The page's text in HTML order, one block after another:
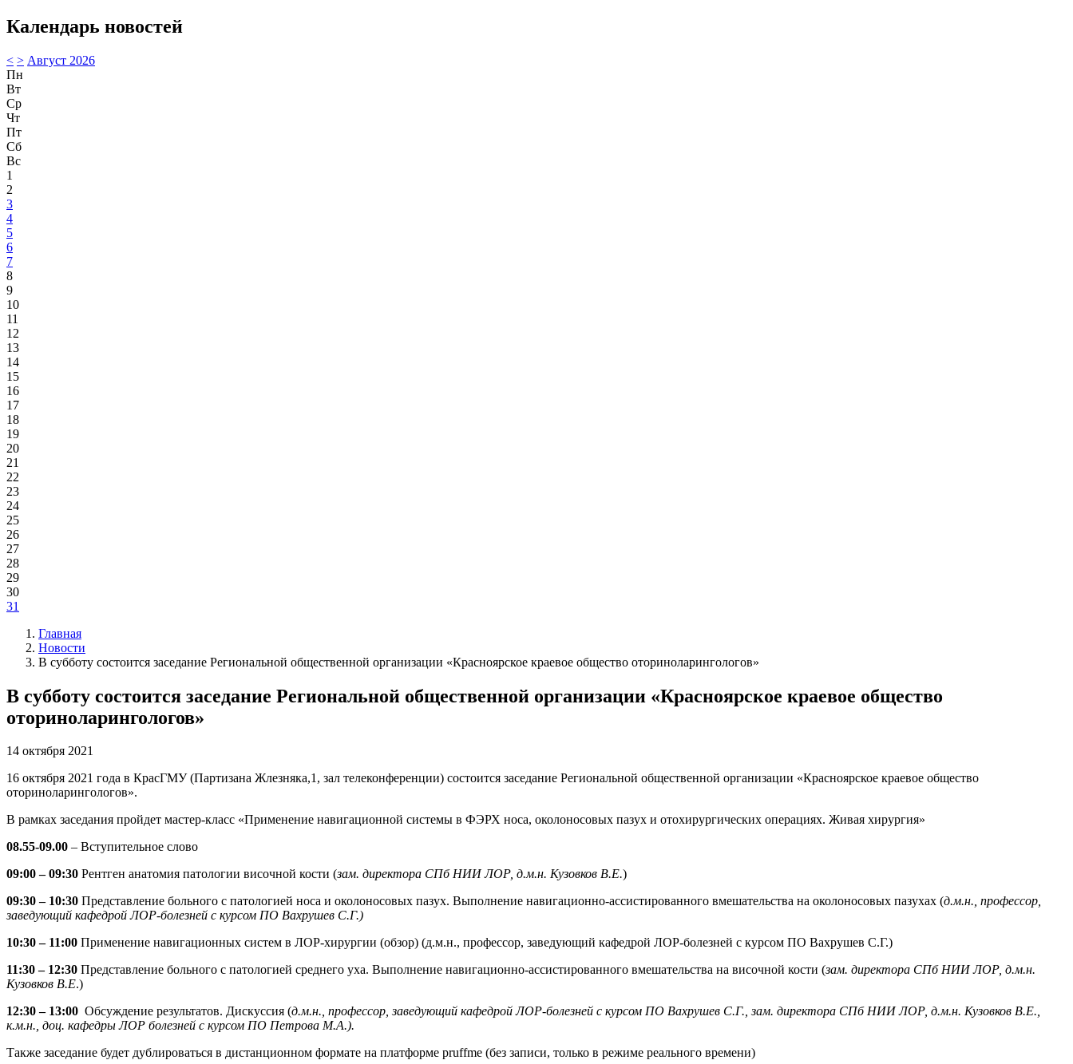
Календарь новостей
< > Август 2026
Пн
Вт
Ср
Чт
Пт
Сб
Вс
1
2
3
4
5
6
7
8
9
10
11
12
13
14
15
16
17
18
19
20
21
22
23
24
25
26
27
28
29
30
31
Главная
Новости
В субботу состоится заседание Региональной общественной организации «Красноярское краевое общество оториноларингологов»
В субботу состоится заседание Региональной общественной организации «Красноярское краевое общество
оториноларингологов»
14 октября 2021
16 октября 2021 года в КрасГМУ (Партизана Жлезняка,1, зал телеконференции) состоится заседание Региональной общественной организации «Красноярское краевое общество
оториноларингологов».
В рамках заседания пройдет мастер-класс «Применение навигационной системы в ФЭРХ носа, околоносовых пазух и отохирургических операциях. Живая хирургия»
08.55-09.00 – Вступительное слово
09:00 – 09:30 Рентген анатомия патологии височной кости (зам. директора СПб НИИ ЛОР, д.м.н. Кузовков В.Е.)
09:30 – 10:30 Представление больного с патологией носа и околоносовых пазух. Выполнение навигационно-ассистированного вмешательства на околоносовых пазухах (д.м.н., профессор,
заведующий кафедрой ЛОР-болезней с курсом ПО Вахрушев С.Г.)
10:30 – 11:00 Применение навигационных систем в ЛОР-хирургии (обзор) (д.м.н., профессор, заведующий кафедрой ЛОР-болезней с курсом ПО Вахрушев С.Г.)
11:30 – 12:30 Представление больного с патологией среднего уха. Выполнение навигационно-ассистированного вмешательства на височной кости (зам. директора СПб НИИ ЛОР, д.м.н.
Кузовков В.Е.)
12:30 – 13:00 Обсуждение результатов. Дискуссия (д.м.н., профессор, заведующий кафедрой ЛОР-болезней с курсом ПО Вахрушев С.Г., зам. директора СПб НИИ ЛОР, д.м.н. Кузовков В.Е.,
к.м.н., доц. кафедры ЛОР болезней с курсом ПО Петрова М.А.).
Также заседание будет дублироваться в дистанционном формате на платформе pruffme (без записи, только в режиме реального времени)